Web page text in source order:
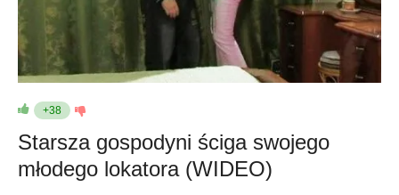
+38
Starsza gospodyni ściga swojego
młodego lokatora (WIDEO)